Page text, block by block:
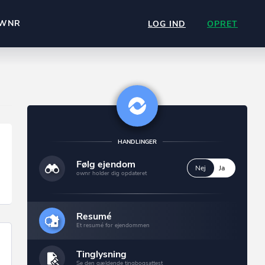
LOG IND OPRET
HANDLINGER
Følg ejendom
ownr holder dig opdateret
Nej Ja
Resumé
Et resumé for ejendommen
Tinglysning
Se den gældende tingbogsattest